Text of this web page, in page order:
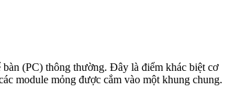
(PC) thông thường. Đây là điểm khác biệt cơ
module mỏng được cắm vào một khung chung.